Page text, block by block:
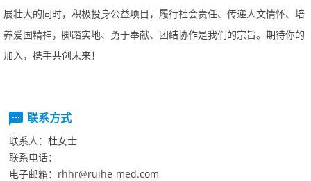
展壮大的同时，积极投身公益项目，履行社会责任、传递人文情怀、培
养爱国精神，脚踏实地、勇于奉献、团结协作是我们的宗旨。期待你的
加入，携手共创未来！
联系方式
联系人： 杜女士
联系电话：
电子邮箱： rhhr@ruihe-med.com